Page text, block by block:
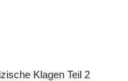
Klagen Teil 2